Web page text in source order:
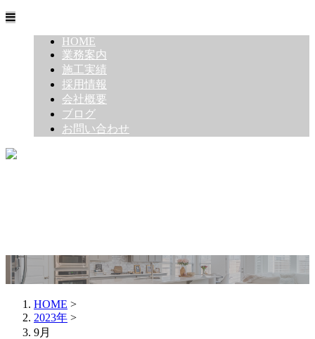
HOME
業務案内
施工実績
採用情報
会社概要
ブログ
お問い合わせ
HOME >
2023年 >
9月